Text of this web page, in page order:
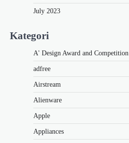
July 2023
Kategori
A' Design Award and Competition
adfree
Airstream
Alienware
Apple
Appliances